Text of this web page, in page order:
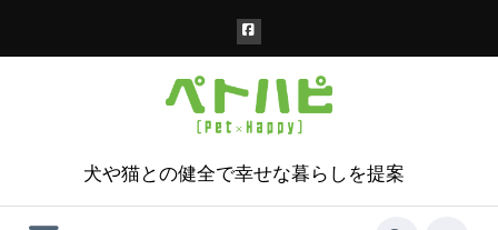
犬や猫との健全で幸せな暮らしを提案